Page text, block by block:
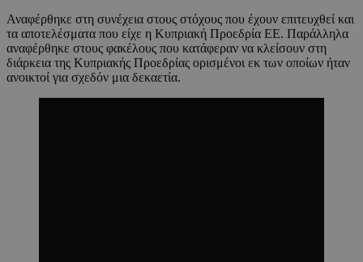
Αναφέρθηκε στη συνέχεια στους στόχους που έχουν επιτευχθεί και
τα αποτελέσματα που είχε η Κυπριακή Προεδρία ΕΕ. Παράλληλα
αναφέρθηκε στους φακέλους που κατάφεραν να κλείσουν στη
διάρκεια της Κυπριακής Προεδρίας ορισμένοι εκ των οποίων ήταν
ανοικτοί για σχεδόν μια δεκαετία.